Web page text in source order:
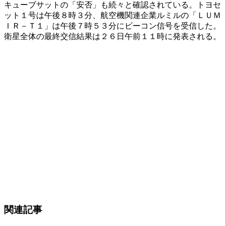
キューブサットの「安否」も続々と確認されている。トヨセ
ット１号は午後８時３分、航空機関連企業ルミルの「ＬＵＭ
ＩＲ－Ｔ１」は午後７時５３分にビーコン信号を受信した。
衛星全体の最終交信結果は２６日午前１１時に発表される。
関連記事